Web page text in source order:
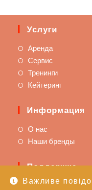
Важливе
Услуги
Аренда
Сервис
Тренинги
Кейтеринг
Информация
О нас
Наши бренды
Поддержка
Доставка и оплата